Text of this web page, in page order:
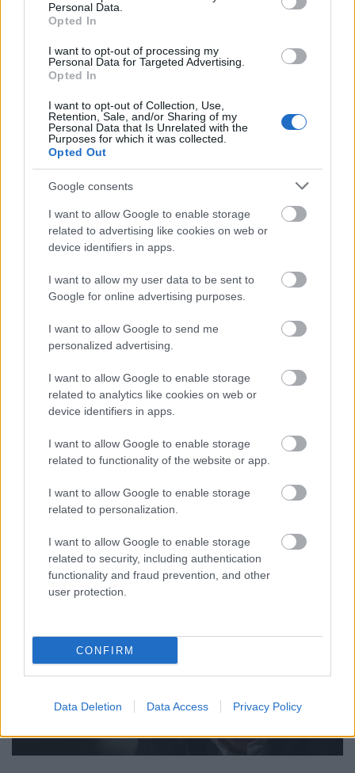
Personal Data.
Opted In
I want to opt-out of processing my
Personal Data for Targeted Advertising.
Opted In
I want to opt-out of Collection, Use,
Retention, Sale, and/or Sharing of my
Personal Data that Is Unrelated with the
Purposes for which it was collected.
Opted Out
Google consents
I want to allow Google to enable storage
related to advertising like cookies on web or
device identifiers in apps.
I want to allow my user data to be sent to
Google for online advertising purposes.
I want to allow Google to send me
personalized advertising.
I want to allow Google to enable storage
related to analytics like cookies on web or
device identifiers in apps.
I want to allow Google to enable storage
related to functionality of the website or app.
I want to allow Google to enable storage
related to personalization.
I want to allow Google to enable storage
related to security, including authentication
functionality and fraud prevention, and other
user protection.
CONFIRM
Data Deletion Data Access Privacy Policy
Vannak ijesztő pillanatok és a rablások
bemutatása is felpumpálja a néző adrenalin-
ezen. A„Kiviszlek”-rész például annyira nyilvánvaló…
A végső leszámolásnál két olyan pillanat akad, ami
über-baromság, az első az elvileg Katie névre
hallgató lány menekülése; a második a Cale-nek
az elsőért azért haragszom, mert kb. egy percig
elhitetik a nézővel, hogy mégsem az lesz a befejezés,
ami; a másodiknál meg a hősök egy mindkettejük
számára ismeretlen terepen tudnak lesben állni, ami
SZPOJLEREK VÉGE
Az 1 óra 50 percnyi játékidőtelsősorban a
nyomasztó atmoszféra és David Tennant
nyugodt és udvarias Cale lenézően, durván bánik a
parkoló-fiúkkal; kedves, odaadó a nővel, akivel
randizik, meg a barátaival; jeges és kimért az
elrabolt lánnyal; ám néha előtör belőle a valódi,
dühöngő őrült énje – Tennant mindezt rendkívüli
természetességgel adja elő. Robert Sheehan szintén
jó, teljesen hétköznapinak tűnik és bár maga sem az
erkölcs megtestesülése, mégsem lehet utálni. Az
arcában van valami egzotikus, és bár 30 éves,
legalább 10-et letagadhatna belőle. A többiek közül
számomra egyedül Jacqueline Byers emelkedik ki,
szerintem tényleg nagyon szép és jól alakít, bár
csupán mellékszereplő a nagy egészben.